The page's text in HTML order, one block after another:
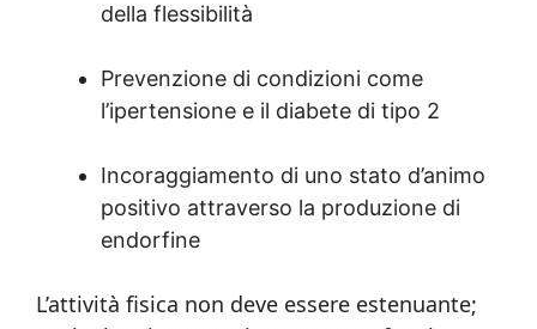
della flessibilità
Prevenzione di condizioni come
l’ipertensione e il diabete di tipo 2
Incoraggiamento di uno stato d’animo
positivo attraverso la produzione di
endorfine
L’attività fisica non deve essere estenuante;